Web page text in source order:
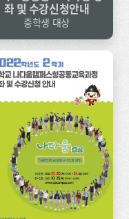
좌 및 수강신청안내
중학생 대상